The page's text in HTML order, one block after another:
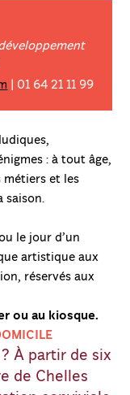
| 01 64 21 11 99
: à tout âge,
métiers et les
saison.
le jour d’un
artistique aux
réservés aux
ou au kiosque.
À partir de six
de Chelles